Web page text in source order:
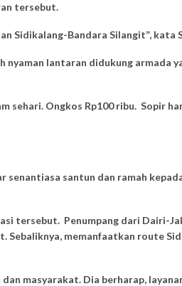
tersebut.
Sidikalang-Bandara Silangit”, kata
lantaran didukung armada
sehari. Ongkos Rp100 ribu. Sopir
santun dan ramah
tersebut. Penumpang dari Dairi-
memanfaatkan route
masyarakat. Dia berharap,